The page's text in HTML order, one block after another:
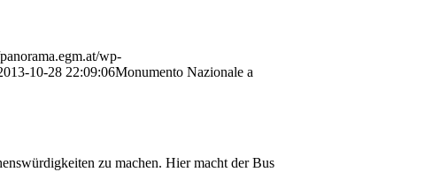
wp-
10-28 22:09:06Monumento Nazionale a
zu machen. Hier macht der Bus